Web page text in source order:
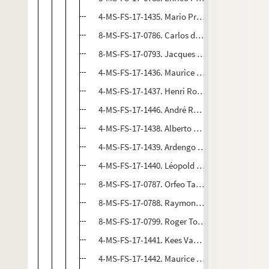
4-MS-FS-17-1435. Mario Prassinos. Portraits
8-MS-FS-17-0786. Carlos de Radzitzsky.
8-MS-FS-17-0793. Jacques Ramondot.
4-MS-FS-17-1436. Maurice Raynal. Portrait
4-MS-FS-17-1437. Henri Rousseau. Portrait
4-MS-FS-17-1446. André Rouveyre. Portraits
4-MS-FS-17-1438. Alberto Savinio ; Gino
4-MS-FS-17-1439. Ardengo Soffici. Portraits
4-MS-FS-17-1440. Léopold Survage. Portraits
8-MS-FS-17-0787. Orfeo Tamburi. Portrait de
8-MS-FS-17-0788. Raymond Thiollière.
8-MS-FS-17-0799. Roger Toulouse. Portrait
4-MS-FS-17-1441. Kees Van Dongen. Portrait
4-MS-FS-17-1442. Maurice de Vlaminck.